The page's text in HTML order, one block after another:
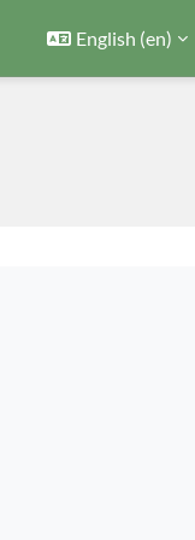
English ‎(en)‎